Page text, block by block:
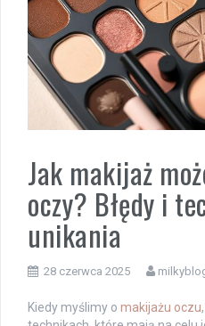
Jak makijaż
oczy? Błędy i
unikania
28 czerwca 2025
Kiedy myślimy o makijażu oczu